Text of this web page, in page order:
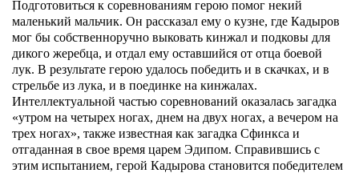
Подготовиться к соревнованиям герою помог некий
маленький мальчик. Он рассказал ему о кузне, где Кадыров
мог бы собственноручно выковать кинжал и подковы для
дикого жеребца, и отдал ему оставшийся от отца боевой
лук. В результате герою удалось победить и в скачках, и в
стрельбе из лука, и в поединке на кинжалах.
Интеллектуальной частью соревнований оказалась загадка
«утром на четырех ногах, днем на двух ногах, а вечером на
трех ногах», также известная как загадка Сфинкса и
отгаданная в свое время царем Эдипом. Справившись с
этим испытанием, герой Кадырова становится победителем